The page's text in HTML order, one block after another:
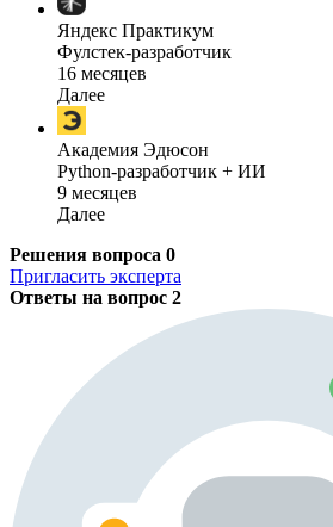
Яндекс Практикум
Фулстек-разработчик
16 месяцев
Далее
Академия Эдюсон
Python-разработчик + ИИ
9 месяцев
Далее
Решения вопроса 0
Пригласить эксперта
Ответы на вопрос 2